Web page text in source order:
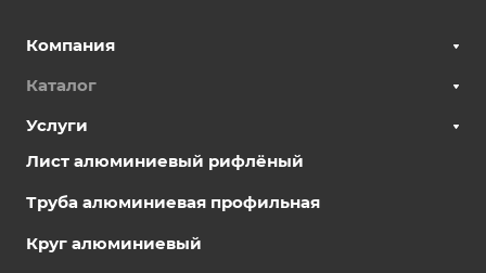
Компания
Каталог
Услуги
Лист алюминиевый рифлёный
Труба алюминиевая профильная
Круг алюминиевый